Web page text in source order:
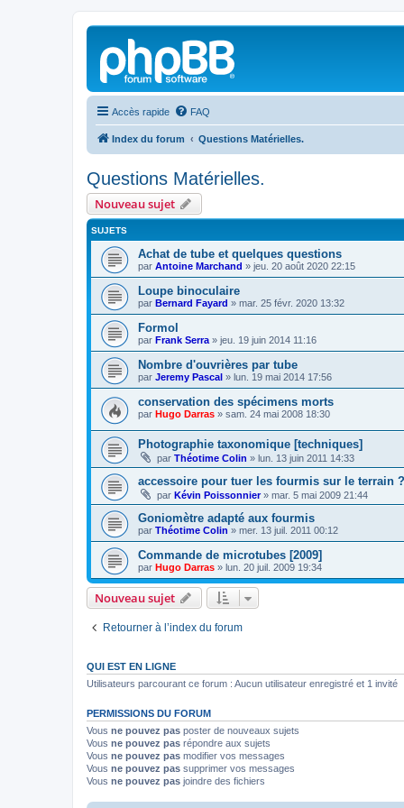
Accès rapide FAQ
Index du forum Questions Matérielles.
Questions Matérielles.
Nouveau sujet
SUJETS
Achat de tube et quelques questions
par Antoine Marchand » jeu. 20 août 2020 22:15
Loupe binoculaire
par Bernard Fayard » mar. 25 févr. 2020 13:32
Formol
par Frank Serra » jeu. 19 juin 2014 11:16
Nombre d'ouvrières par tube
par Jeremy Pascal » lun. 19 mai 2014 17:56
conservation des spécimens morts
par Hugo Darras » sam. 24 mai 2008 18:30
Photographie taxonomique [techniques]
par Théotime Colin » lun. 13 juin 2011 14:33
accessoire pour tuer les fourmis sur le terrain ?
par Kévin Poissonnier» mar. 5 mai 2009 21:44
Goniomètre adapté aux fourmis
par Théotime Colin » mer. 13 juil. 2011 00:12
Commande de microtubes [2009]
par Hugo Darras » lun. 20 juil. 2009 19:34
Nouveau sujet
Retourner à l’index du forum
QUI EST EN LIGNE
Utilisateurs parcourant ce forum : Aucun utilisateur enregistré et 1 invité
PERMISSIONS DU FORUM
Vous ne pouvez pas poster de nouveaux sujets
Vous ne pouvez pas répondre aux sujets
Vous ne pouvez pas modifier vos messages
Vous ne pouvez pas supprimer vos messages
Vous ne pouvez pas joindre des fichiers